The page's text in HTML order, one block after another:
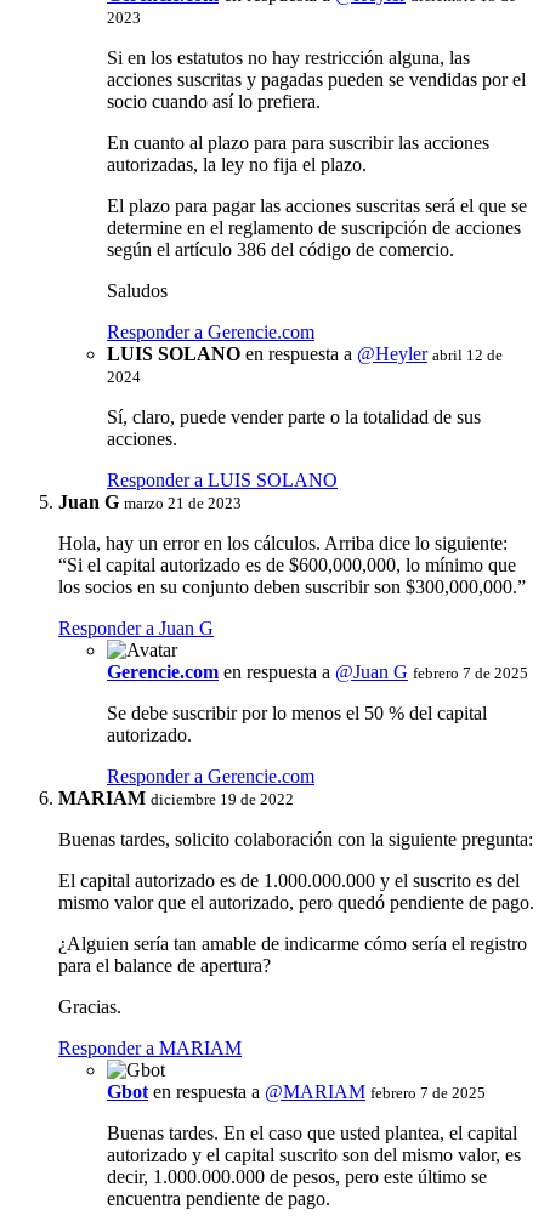
2023
Si en los estatutos no hay restricción alguna, las
acciones suscritas y pagadas pueden se vendidas por el
socio cuando así lo prefiera.
En cuanto al plazo para para suscribir las acciones
autorizadas, la ley no fija el plazo.
El plazo para pagar las acciones suscritas será el que se
determine en el reglamento de suscripción de acciones
según el artículo 386 del código de comercio.
Saludos
Responder a Gerencie.com
LUIS SOLANO en respuesta a @Heyler abril 12 de
2024
Sí, claro, puede vender parte o la totalidad de sus
acciones.
Responder a LUIS SOLANO
Juan G marzo 21 de 2023
Hola, hay un error en los cálculos. Arriba dice lo siguiente:
“Si el capital autorizado es de $600,000,000, lo mínimo que
los socios en su conjunto deben suscribir son $300,000,000.”
Responder a Juan G
Gerencie.com en respuesta a @Juan G febrero 7 de 2025
Se debe suscribir por lo menos el 50 % del capital
autorizado.
Responder a Gerencie.com
MARIAM diciembre 19 de 2022
Buenas tardes, solicito colaboración con la siguiente pregunta:
El capital autorizado es de 1.000.000.000 y el suscrito es del
mismo valor que el autorizado, pero quedó pendiente de pago.
¿Alguien sería tan amable de indicarme cómo sería el registro
para el balance de apertura?
Gracias.
Responder a MARIAM
Gbot en respuesta a @MARIAM febrero 7 de 2025
Buenas tardes. En el caso que usted plantea, el capital
autorizado y el capital suscrito son del mismo valor, es
decir, 1.000.000.000 de pesos, pero este último se
encuentra pendiente de pago.